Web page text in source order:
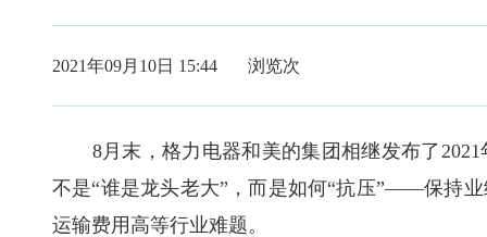
2021年09月10日 15:44 浏览次
8月末，格力电器和美的集团相继发布了2021
不是“谁是龙头老大”，而是如何“抗压”——保持
运输费用高等行业难题。